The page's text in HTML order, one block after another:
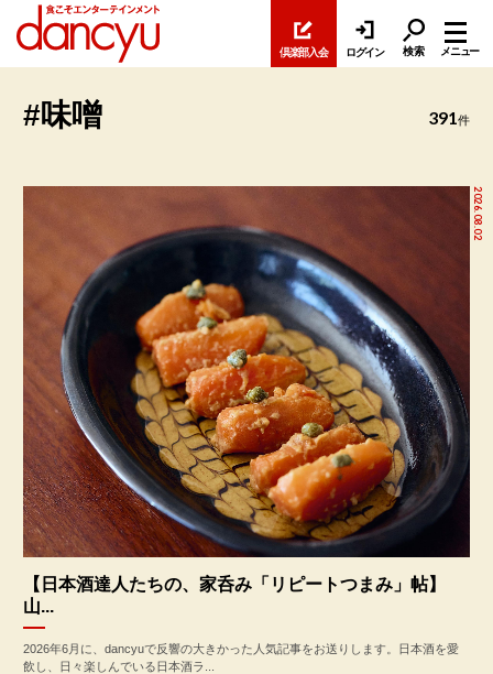
倶楽部入会 ログイン 検索 メニュー
#味噌 391件
2026.08.02
【日本酒達人たちの、家呑み「リピートつまみ」帖】
山...
2026年6月に、dancyuで反響の大きかった人気記事をお送りします。日本酒を愛
飲し、日々楽しんでいる日本酒ラ...